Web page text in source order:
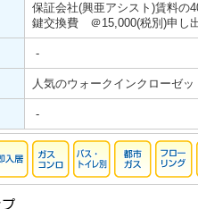
保証会社(興亜アシスト)賃料の
鍵交換費 ＠15,000(税別)申し
-
人気のウォークインクローゼッ
-